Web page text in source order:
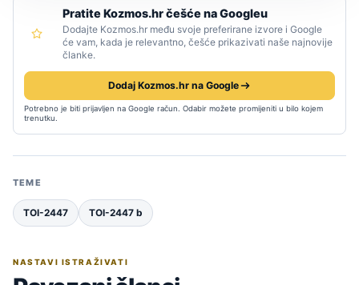
Pratite Kozmos.hr češće na Googleu
Dodajte Kozmos.hr među svoje preferirane izvore i Google
će vam, kada je relevantno, češće prikazivati naše najnovije
članke.
Dodaj Kozmos.hr na Google
Potrebno je biti prijavljen na Google račun. Odabir možete promijeniti u bilo kojem
trenutku.
TEME
TOI-2447 TOI-2447 b
NASTAVI ISTRAŽIVATI